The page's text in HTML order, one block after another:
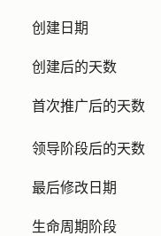
创建日期
创建后的天数
首次推广后的天数
领导阶段后的天数
最后修改日期
生命周期阶段